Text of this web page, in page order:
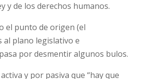
y de los derechos humanos.
el punto de origen (el
al plano legislativo e
por desmentir algunos bulos.
y por pasiva que “hay que